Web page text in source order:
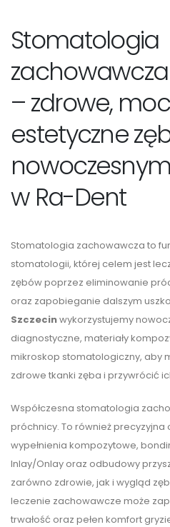
Stomatologia
– zdrowe,
estetyczne
w Ra-Dent
Stomatologia zachowawcza to
stomatologii, której celem jest
zębów poprzez eliminowanie
oraz zapobieganie dalszym
Szczecinwykorzystujemy
diagnostyczne, materiały
mikroskop stomatologiczny, aby
zdrowe tkanki zęba i przywrócić
Współczesna stomatologia
próchnicy. To również
wypełnienia kompozytowe,
Inlay/Onlay oraz odbudowy
zarówno zdrowie, jak i wygląd
leczenie zachowawcze może
trwałość oraz pełen komfort